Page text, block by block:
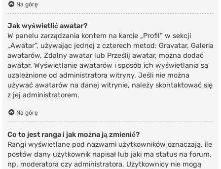
Na górę
Jak wyświetlić awatar?
W panelu zarządzania kontem na karcie „Profil” w sekcji
„Awatar”, używając jednej z czterech metod: Gravatar, Galeria
awatarów, Zdalny awatar lub Prześlij awatar, można dodać
awatar. Wyświetlanie awatarów i sposób ich wyświetlania są
uzależnione od administratora witryny. Jeśli nie można
używać awatarów na danej witrynie, należy skontaktować się
z jej administratorem.
Na górę
Co to jest ranga i jak można ją zmienić?
Rangi wyświetlane pod nazwami użytkowników oznaczają, ile
postów dany użytkownik napisał lub jaki ma status na forum,
np. moderatora czy administratora. Użytkownicy nie mogą